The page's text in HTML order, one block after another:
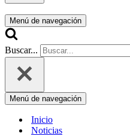
Menú de navegación
Buscar...
Menú de navegación
Inicio
Noticias